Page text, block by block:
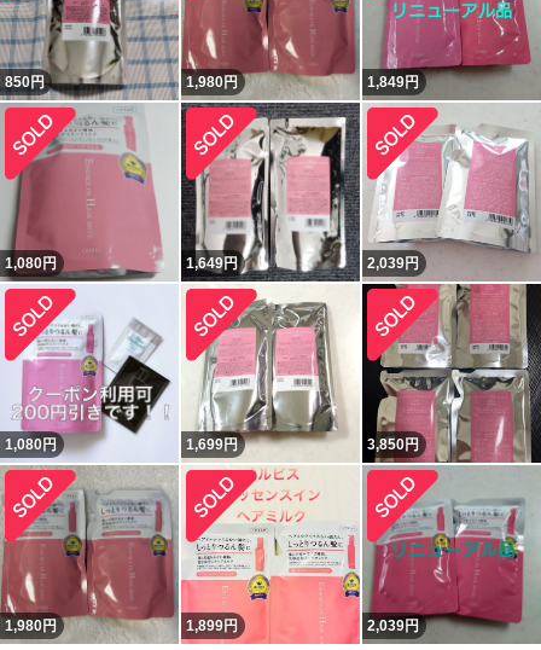
850円 1,980円 1,849円
1,080円 1,649円 2,039円
1,080円 1,699円 3,850円
1,980円 1,899円 2,039円